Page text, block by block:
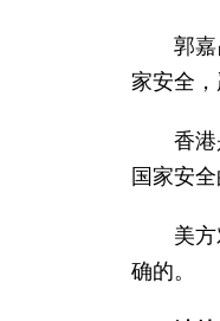
郭
家安全
香
国家安
美
确的。